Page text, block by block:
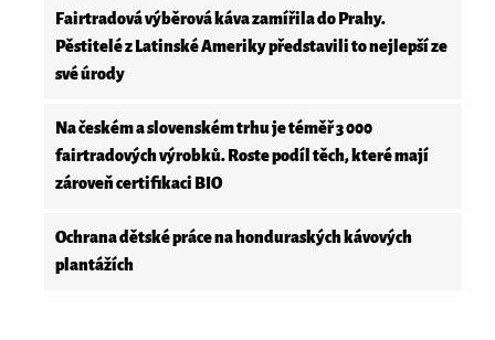
Fairtradová výběrová káva zamířila do Prahy.
Pěstitelé z Latinské Ameriky představili to nejlepší ze
své úrody
Na českém a slovenském trhu je téměř 3 000
fairtradových výrobků. Roste podíl těch, které mají
zároveň certifikaci BIO
Ochrana dětské práce na honduraských kávových
plantážích